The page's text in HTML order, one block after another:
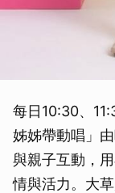
每日10:30、
姊姊帶動唱」
與親子互動，
情與活力。大